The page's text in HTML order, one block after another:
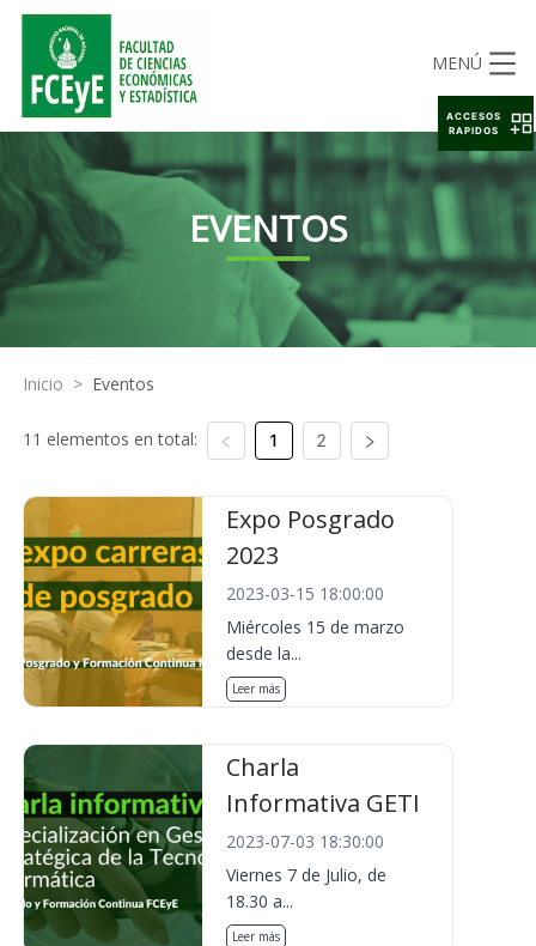
MENÚ
EVENTOS
Inicio > Eventos
11 elementos en total: 1 2
Expo Posgrado
2023
2023-03-15 18:00:00
Miércoles 15 de marzo
desde la...
Leer más
Charla
Informativa GETI
2023-07-03 18:30:00
Viernes 7 de Julio, de
18.30 a...
Leer más
ACCESOS
RAPIDOS